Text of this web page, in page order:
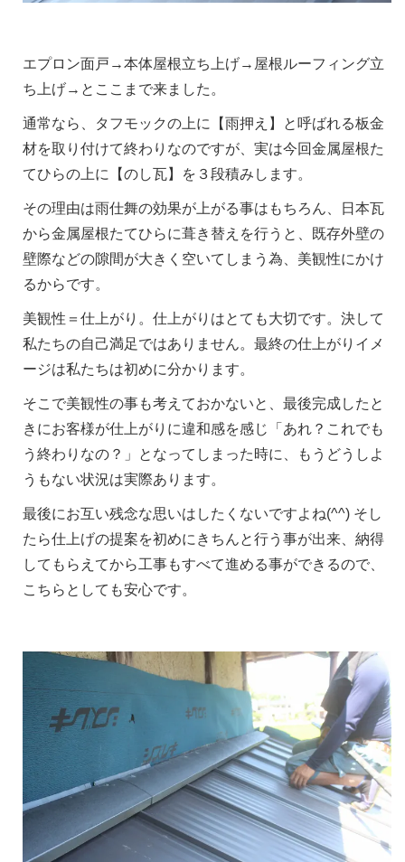
エプロン面戸→本体屋根立ち上げ→屋根ルーフィング立
ち上げ→とここまで来ました。
通常なら、タフモックの上に【雨押え】と呼ばれる板金
材を取り付けて終わりなのですが、実は今回金属屋根た
てひらの上に【のし瓦】を３段積みします。
その理由は雨仕舞の効果が上がる事はもちろん、日本瓦
から金属屋根たてひらに葺き替えを行うと、既存外壁の
壁際などの隙間が大きく空いてしまう為、美観性にかけ
るからです。
美観性＝仕上がり。仕上がりはとても大切です。決して
私たちの自己満足ではありません。最終の仕上がりイメ
ージは私たちは初めに分かります。
そこで美観性の事も考えておかないと、最後完成したと
きにお客様が仕上がりに違和感を感じ「あれ？これでも
う終わりなの？」となってしまった時に、もうどうしよ
うもない状況は実際あります。
最後にお互い残念な思いはしたくないですよね(^^) そし
たら仕上げの提案を初めにきちんと行う事が出来、納得
してもらえてから工事もすべて進める事ができるので、
こちらとしても安心です。